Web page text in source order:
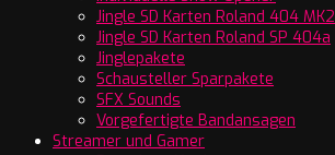
Jingle SD Karten Roland 404 MK2
Jingle SD Karten Roland SP 404a
Jinglepakete
Schausteller Sparpakete
SFX Sounds
Vorgefertigte Bandansagen
Streamer und Gamer